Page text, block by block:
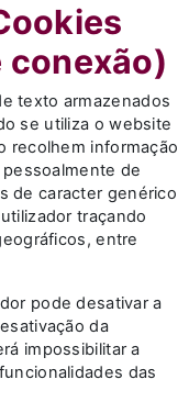
texto armazenados
se utiliza o website
recolhem informação
de
de caracter genérico
traçando
entre
pode desativar a
da
impossibilitar a
das